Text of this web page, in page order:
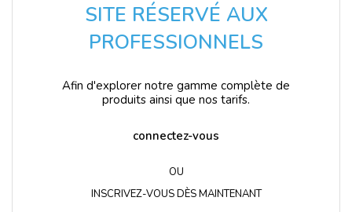
SITE RÉSERVÉ AUX
PROFESSIONNELS
Afin d'explorer notre gamme complète de
produits ainsi que nos tarifs.
connectez-vous
OU
INSCRIVEZ-VOUS DÈS MAINTENANT